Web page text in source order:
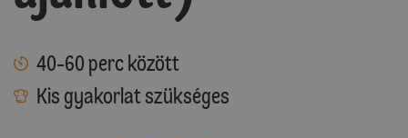
40-60 perc között
Kis gyakorlat szükséges